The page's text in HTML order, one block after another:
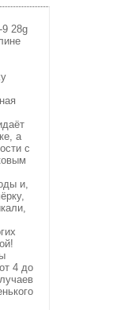
28g
а
с
и,
4 до